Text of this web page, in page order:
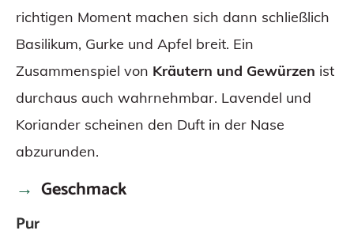
richtigen Moment machen sich dann schließlich
Basilikum, Gurke und Apfel breit. Ein
Zusammenspiel von Kräutern und Gewürzen ist
durchaus auch wahrnehmbar. Lavendel und
Koriander scheinen den Duft in der Nase
abzurunden.
Geschmack
Pur